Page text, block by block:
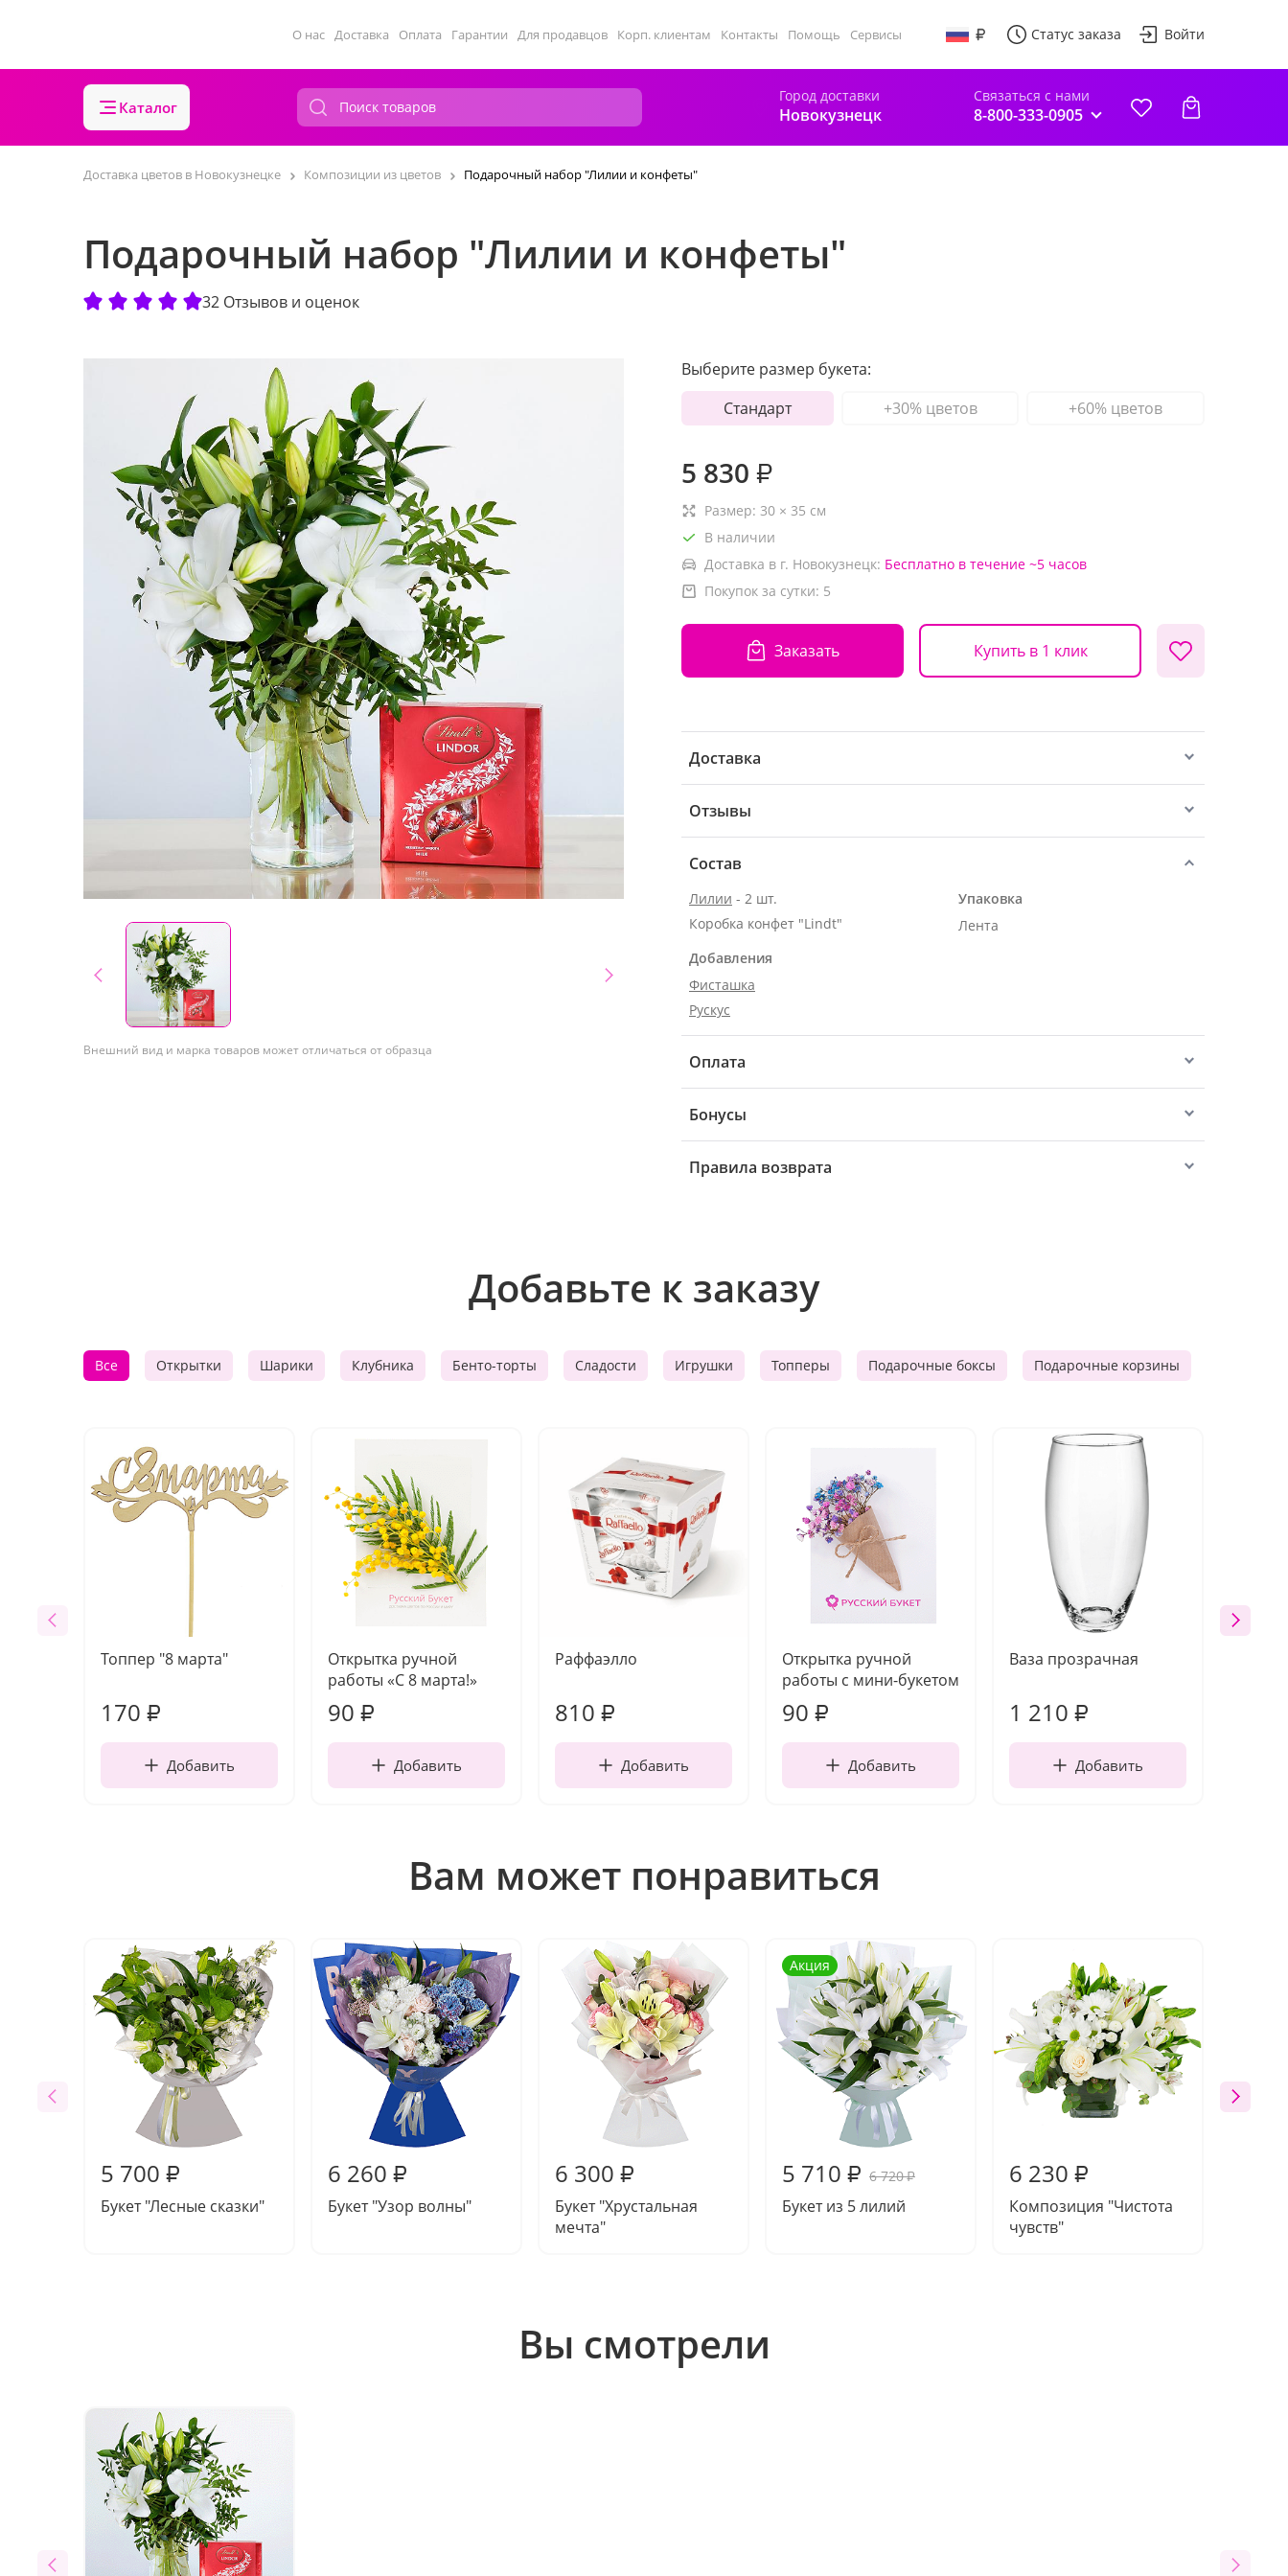
О нас Доставка Оплата Гарантии Для продавцов Корп. клиентам Контакты Помощь Сервисы Статус заказа Войти
Каталог
Город доставки
Новокузнецк
Связаться с нами
8-800-333-0905
Доставка цветов в Новокузнецке Композиции из цветов Подарочный набор "Лилии и конфеты"
Подарочный набор "Лилии и конфеты"
32 Отзывов и оценок
Внешний вид и марка товаров может отличаться от образца
Выберите размер букета:
Стандарт
+30% цветов +60% цветов
5 830 ₽
Размер: 30 × 35 см
В наличии
Доставка в г. Новокузнецк: Бесплатно в течение ~5 часов
Покупок за сутки: 5
Заказать Купить в 1 клик
Доставка
Отзывы
Состав
Лилии - 2 шт.
Коробка конфет "Lindt"
Добавления
Фисташка
Рускус
Упаковка
Лента
Оплата
Бонусы
Правила возврата
Добавьте к заказу
Все Открытки Шарики Клубника Бенто-торты Сладости Игрушки Топперы Подарочные боксы Подарочные корзины
Топпер "8 марта"
170 ₽
Добавить
Открытка ручной
работы «С 8 марта!»
90 ₽
Добавить
Раффаэлло
810 ₽
Добавить
Открытка ручной
работы с мини-букетом
90 ₽
Добавить
Ваза прозрачная
1 210 ₽
Добавить
Вам может понравиться
5 700 ₽
Букет "Лесные сказки"
6 260 ₽
Букет "Узор волны"
6 300 ₽
Букет "Хрустальная
мечта"
Акция
5 710 ₽ 6 720₽
Букет из 5 лилий
6 230 ₽
Композиция "Чистота
чувств"
Вы смотрели